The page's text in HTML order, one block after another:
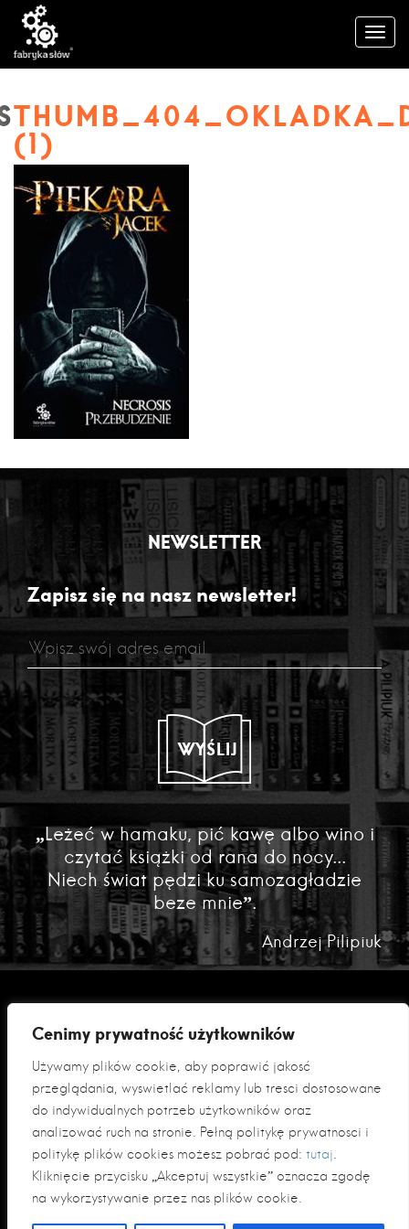
Cenimy prywatność użytkowników
Używamy plików cookie, aby poprawić jakość
przeglądania, wyświetlać reklamy lub treści dostosowane
do indywidualnych potrzeb użytkowników oraz
analizować ruch na stronie. Pełną politykę prywatności i
politykę plików cookies możesz pobrać pod: tutaj.
Kliknięcie przycisku „Akceptuj wszystkie” oznacza zgodę
na wykorzystywanie przez nas plików cookie.
(1)
NEWSLETTER
Zapisz się na nasz newsletter!
WYŚLIJ
„Leżeć w hamaku, pić kawę albo wino i
czytać książki od rana do nocy...
Niech świat pędzi ku samozagładzie
beze mnie”.
Andrzej Pilipiuk
Polityka prywatności
Klauzula informacyjna RODO